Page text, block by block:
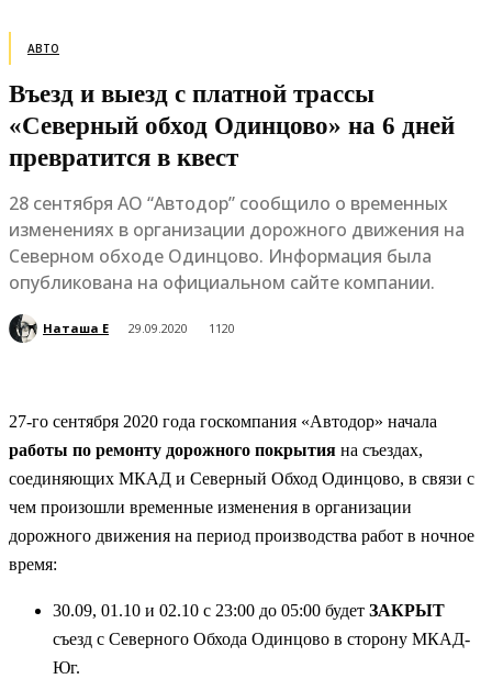
АВТО
Въезд и выезд с платной трассы
«Северный обход Одинцово» на 6 дней
превратится в квест
28 сентября АО “Автодор” сообщило о временных
изменениях в организации дорожного движения на
Северном обходе Одинцово. Информация была
опубликована на официальном сайте компании.
Наташа Е 29.09.2020 1120
27-го сентября 2020 года госкомпания «Автодор» начала
работы по ремонту дорожного покрытия на съездах,
соединяющих МКАД и Северный Обход Одинцово, в связи с
чем произошли временные изменения в организации
дорожного движения на период производства работ в ночное
время:
30.09, 01.10 и 02.10 с 23:00 до 05:00 будет ЗАКРЫТ
съезд с Северного Обхода Одинцово в сторону МКАД-
Юг.